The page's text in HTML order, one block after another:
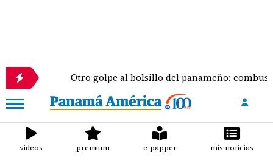
Otro golpe al bolsillo del panameño: combustibles
videos premium e-papper mis noticias